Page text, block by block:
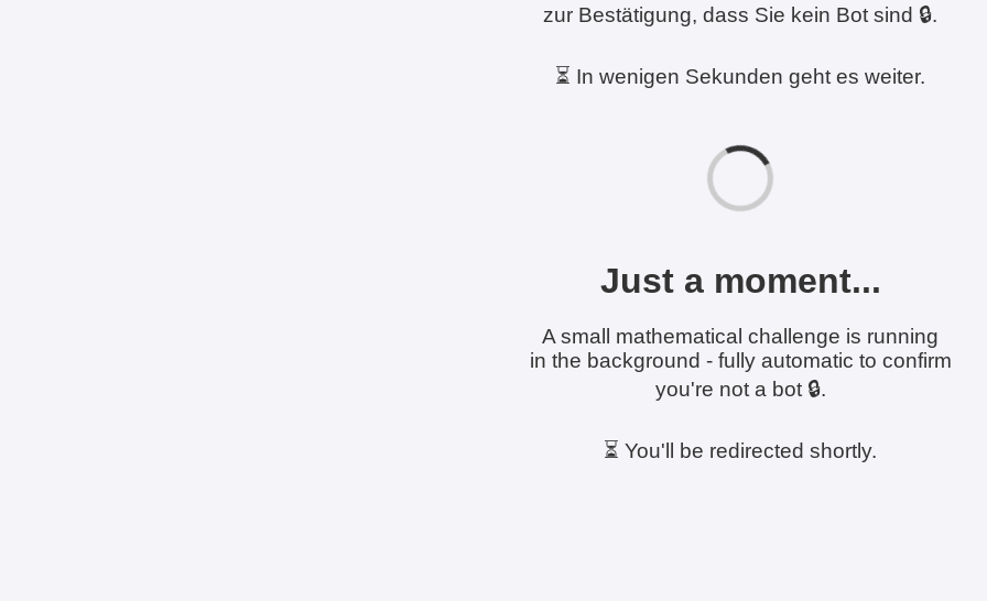
zur Bestätigung, dass Sie kein Bot sind 🔒.
⏳ In wenigen Sekunden geht es weiter.
Just a moment...
A small mathematical challenge is running
in the background - fully automatic to confirm
you're not a bot 🔒.
⏳ You'll be redirected shortly.